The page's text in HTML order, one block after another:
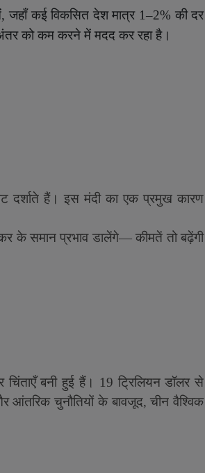
जहाँ कई विकसित देश मात्र 1–2% की दर
को कम करने में मदद कर रहा है।
दर्शाते हैं। इस मंदी का एक प्रमुख कारण
के समान प्रभाव डालेंगे—कीमतें तो बढ़ेंगी
बनी हुई हैं। 19 ट्रिलियन डॉलर से
और आंतरिक चुनौतियों के बावजूद,चीन वैश्विक